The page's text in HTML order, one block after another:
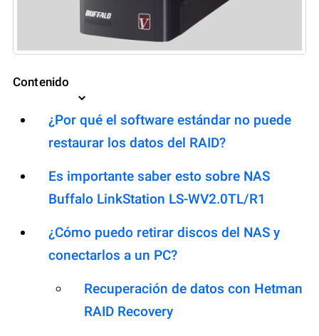
Contenido
¿Por qué el software estándar no puede
restaurar los datos del RAID?
Es importante saber esto sobre NAS
Buffalo LinkStation LS-WV2.0TL/R1
¿Cómo puedo retirar discos del NAS y
conectarlos a un PC?
Recuperación de datos con Hetman
RAID Recovery